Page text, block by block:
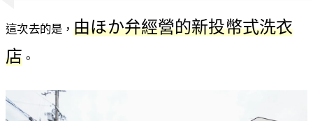
這次去的是，由ほか弁經營的新投幣式洗衣
店 。